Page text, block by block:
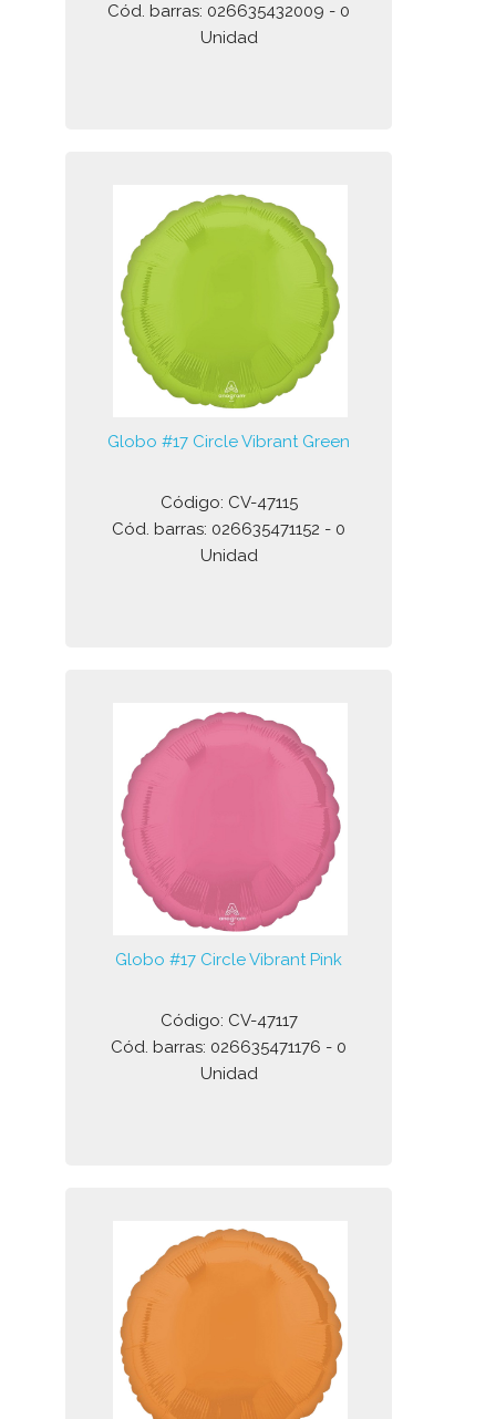
Cód. barras: 026635432009 - 0
Unidad
Globo #17 Circle Vibrant Green
Código: CV-47115
Cód. barras: 026635471152 - 0
Unidad
Globo #17 Circle Vibrant Pink
Código: CV-47117
Cód. barras: 026635471176 - 0
Unidad